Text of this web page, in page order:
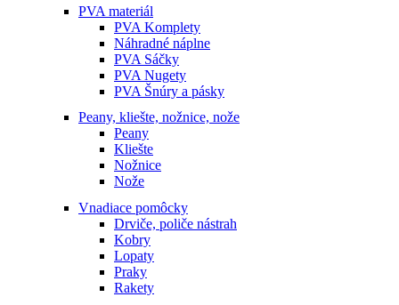
PVA materiál
PVA Komplety
Náhradné náplne
PVA Sáčky
PVA Nugety
PVA Šnúry a pásky
Peany, kliešte, nožnice, nože
Peany
Kliešte
Nožnice
Nože
Vnadiace pomôcky
Drviče, poliče nástrah
Kobry
Lopaty
Praky
Rakety